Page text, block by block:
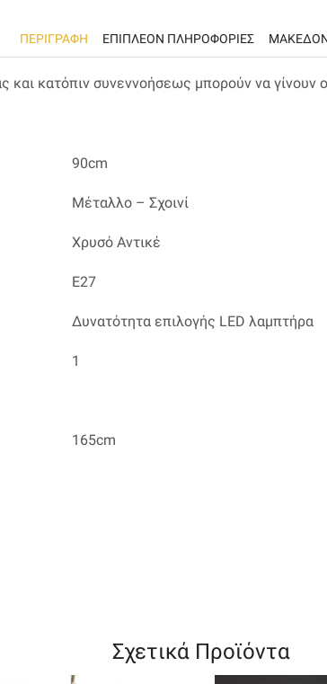
ΠΕΡΙΓΡΑΦΉ ΕΠΙΠΛΈΟΝ ΠΛΗΡΟΦΟΡΊΕΣ
και κατόπιν συνεννοήσεως μπορούν να
90cm
Μέταλλο – Σχοινί
Χρυσό Αντικέ
Ε27
Δυνατότητα επιλογής LED λαμπτήρα
1
165cm
Σχετικά Προϊόντα